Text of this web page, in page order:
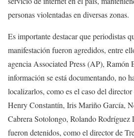
personas violentadas en diversas zonas.
Es importante destacar que periodistas
manifestación fueron agredidos, entre
agencia Associated Press (AP), Ramón
información se está documentando, no
localizarlos, como es el caso del
Henry Constantín, Iris Mariño García,
Cabrera Sotolongo, Rolando
fueron detenidos, como el director de